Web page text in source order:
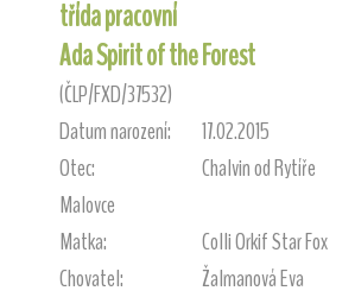
třída pracovní
Ada Spirit of the Forest
(ČLP/FXD/37532)
Datum narození:
17.02.2015
Otec:
Chalvin od Rytíře
Malovce
Matka:
Colli Orkif Star Fox
Chovatel:
Žalmanová Eva